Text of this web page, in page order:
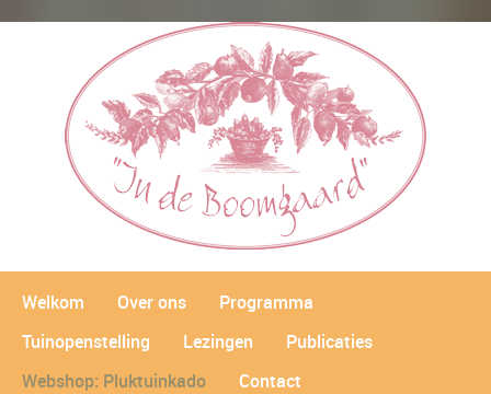
Welkom Over ons
Programma
Tuinopenstelling
Lezingen
Publicaties
Webshop: Pluktuinkado
Contact